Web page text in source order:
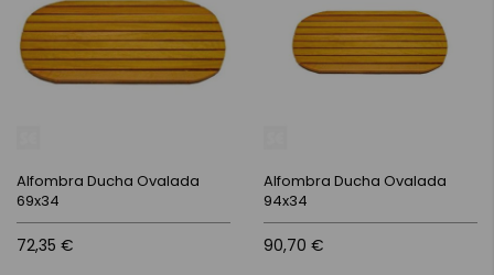
Alfombra Ducha Ovalada
69x34
72,35 €
Alfombra Ducha Ovalada
94x34
90,70 €